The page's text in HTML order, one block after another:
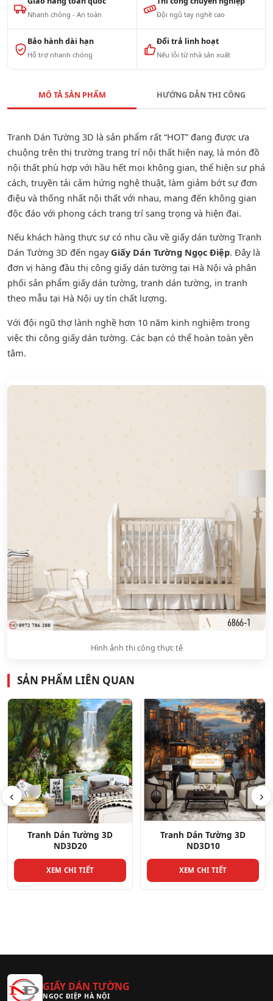
Nhanh chóng - An toàn Đội ngũ tay nghề cao
Bảo hành dài hạn
Hỗ trợ nhanh chóng
Đổi trả linh hoạt
Nếu lỗi từ nhà sản xuất
MÔ TẢ SẢN PHẨM HƯỚNG DẪN THI CÔNG
Tranh Dán Tường 3D là sản phẩm rất “HOT” đang được ưa
chuộng trên thị trường trang trí nội thất hiện nay, là món đồ
nội thất phù hợp với hầu hết mọi không gian, thể hiện sự phá
cách, truyền tải cảm hứng nghệ thuật, làm giảm bớt sự đơn
điệu và thống nhất nội thất với nhau, mang đến không gian
độc đáo với phong cách trang trí sang trọng và hiện đại.
Nếu khách hàng thực sự có nhu cầu về giấy dán tường Tranh
Dán Tường 3D đến ngayGiấy Dán Tường Ngọc Điệp. Đây là
đơn vị hàng đầu thị công giấy dán tường tại Hà Nội và phân
phối sản phẩm giấy dán tường, tranh dán tường, in tranh
theo mẫu tại Hà Nội uy tín chất lượng.
Với đội ngũ thợ lành nghề hơn 10 năm kinh nghiệm trong
việc thi công giấy dán tường. Các bạn có thể hoàn toàn yên
tâm.
Hình ảnh thi công thực tế
SẢN PHẨM LIÊN QUAN
‹
Tranh Dán Tường 3D
ND3D10
XEM CHI TIẾT
Tranh Dán Tường 3D
ND3D8
XEM CHI TIẾT
›
GIẤY DÁN TƯỜNG
NGỌC ĐIỆP HÀ NỘI